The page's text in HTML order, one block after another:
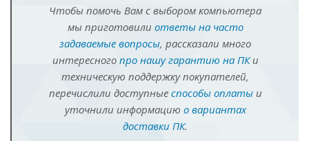
Чтобы помочь Вам с выбором компьютера
мы приготовили ответы на часто
задаваемые вопросы, рассказали много
интересного про нашу гарантию на ПКи
техническую поддержку покупателей,
перечислили доступные способы оплатыи
уточнили информацию о вариантах
доставки ПК.